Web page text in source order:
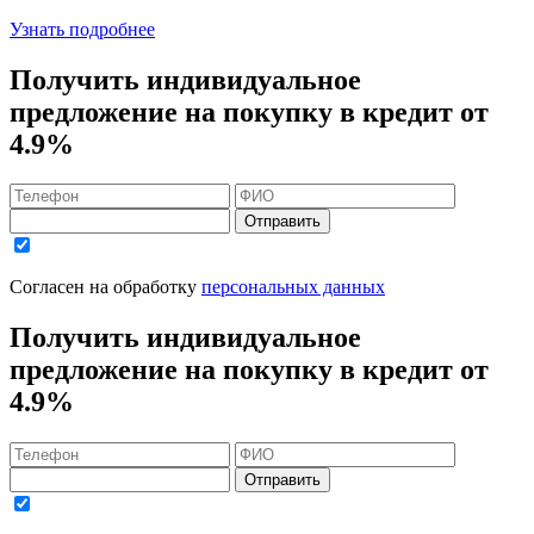
Узнать подробнее
Получить индивидуальное
предложение на покупку в кредит от
4.9%
Отправить
Согласен на обработку персональных данных
Получить индивидуальное
предложение на покупку в кредит от
4.9%
Отправить